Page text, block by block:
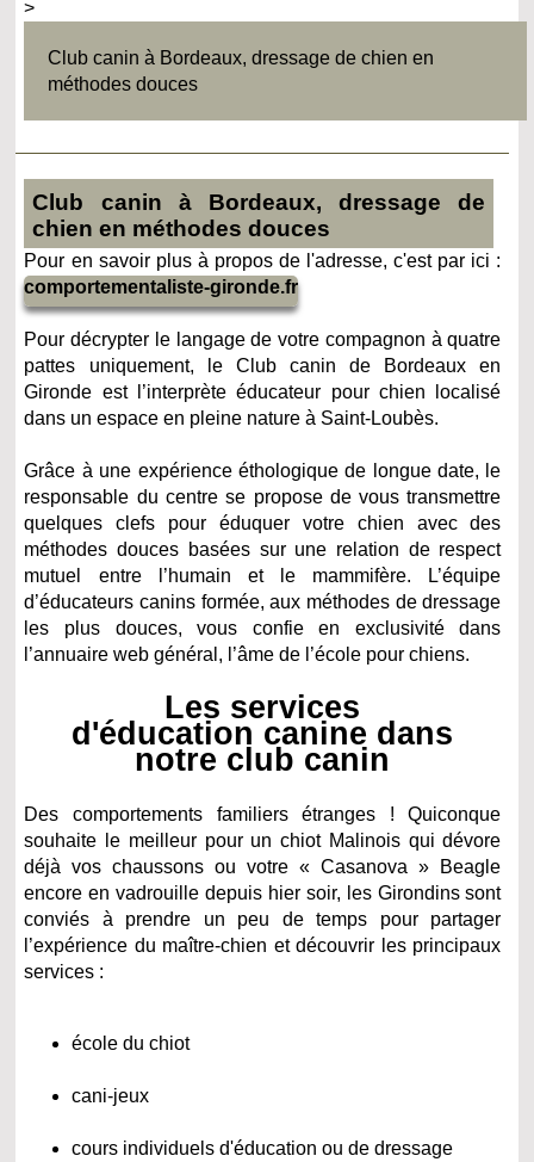
>
Club canin à Bordeaux, dressage de chien en
méthodes douces
Club canin à Bordeaux, dressage de
chien en méthodes douces
Pour en savoir plus à propos de l'adresse, c'est par ici :
comportementaliste-gironde.fr
Pour décrypter le langage de votre compagnon à quatre
pattes uniquement, le Club canin de Bordeaux en
Gironde est l’interprète éducateur pour chien localisé
dans un espace en pleine nature à Saint-Loubès.
Grâce à une expérience éthologique de longue date, le
responsable du centre se propose de vous transmettre
quelques clefs pour éduquer votre chien avec des
méthodes douces basées sur une relation de respect
mutuel entre l’humain et le mammifère. L’équipe
d’éducateurs canins formée, aux méthodes de dressage
les plus douces, vous confie en exclusivité dans
l’annuaire web général, l’âme de l’école pour chiens.
Les services
d'éducation canine dans
notre club canin
Des comportements familiers étranges ! Quiconque
souhaite le meilleur pour un chiot Malinois qui dévore
déjà vos chaussons ou votre « Casanova » Beagle
encore en vadrouille depuis hier soir, les Girondins sont
conviés à prendre un peu de temps pour partager
l’expérience du maître-chien et découvrir les principaux
services :
école du chiot
cani-jeux
cours individuels d'éducation ou de dressage